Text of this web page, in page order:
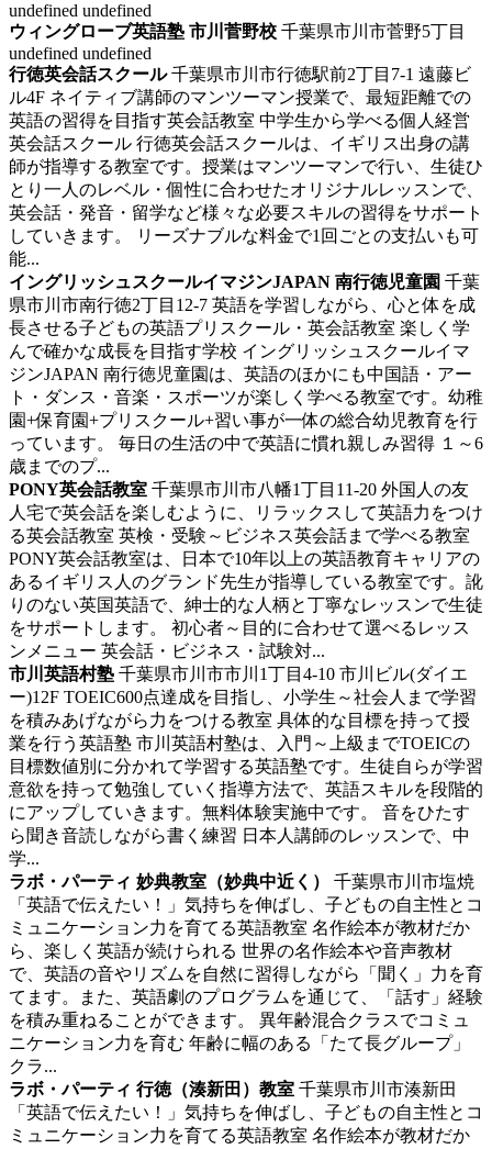
undefined undefined
ウィングローブ英語塾 市川菅野校 千葉県市川市菅野5丁目
undefined undefined
行徳英会話スクール千葉県市川市行徳駅前2丁目7-1 遠藤ビ
ル4F ネイティブ講師のマンツーマン授業で、最短距離での
英語の習得を目指す英会話教室 中学生から学べる個人経営
英会話スクール 行徳英会話スクールは、イギリス出身の講
師が指導する教室です。授業はマンツーマンで行い、生徒ひ
とり一人のレベル・個性に合わせたオリジナルレッスンで、
英会話・発音・留学など様々な必要スキルの習得をサポート
していきます。 リーズナブルな料金で1回ごとの支払いも可
能...
イングリッシュスクールイマジンJAPAN 南行徳児童園 千葉
県市川市南行徳2丁目12-7 英語を学習しながら、心と体を成
長させる子どもの英語プリスクール・英会話教室 楽しく学
んで確かな成長を目指す学校 イングリッシュスクールイマ
ジンJAPAN 南行徳児童園は、英語のほかにも中国語・アー
ト・ダンス・音楽・スポーツが楽しく学べる教室です。幼稚
園+保育園+プリスクール+習い事が一体の総合幼児教育を行
っています。 毎日の生活の中で英語に慣れ親しみ習得 １～6
歳までのプ...
PONY英会話教室 千葉県市川市八幡1丁目11-20 外国人の友
人宅で英会話を楽しむように、リラックスして英語力をつけ
る英会話教室 英検・受験～ビジネス英会話まで学べる教室
PONY英会話教室は、日本で10年以上の英語教育キャリアの
あるイギリス人のグランド先生が指導している教室です。訛
りのない英国英語で、紳士的な人柄と丁寧なレッスンで生徒
をサポートします。 初心者～目的に合わせて選べるレッス
ンメニュー 英会話・ビジネス・試験対...
市川英語村塾 千葉県市川市市川1丁目4-10 市川ビル(ダイエ
ー)12F TOEIC600点達成を目指し、小学生～社会人まで学習
を積みあげながら力をつける教室 具体的な目標を持って授
業を行う英語塾 市川英語村塾は、入門～上級までTOEICの
目標数値別に分かれて学習する英語塾です。生徒自らが学習
意欲を持って勉強していく指導方法で、英語スキルを段階的
にアップしていきます。無料体験実施中です。 音をひたす
ら聞き音読しながら書く練習 日本人講師のレッスンで、中
学...
ラボ・パーティ 妙典教室（妙典中近く）
千葉県市川市塩焼
「英語で伝えたい！」気持ちを伸ばし、子どもの自主性とコ
ミュニケーション力を育てる英語教室 名作絵本が教材だか
ら、楽しく英語が続けられる 世界の名作絵本や音声教材
で、英語の音やリズムを自然に習得しながら「聞く」力を育
てます。また、英語劇のプログラムを通じて、「話す」経験
を積み重ねることができます。 異年齢混合クラスでコミュ
ニケーション力を育む 年齢に幅のある「たて長グループ」
クラ...
ラボ・パーティ 行徳（湊新田）教室 千葉県市川市湊新田
「英語で伝えたい！」気持ちを伸ばし、子どもの自主性とコ
ミュニケーション力を育てる英語教室 名作絵本が教材だか